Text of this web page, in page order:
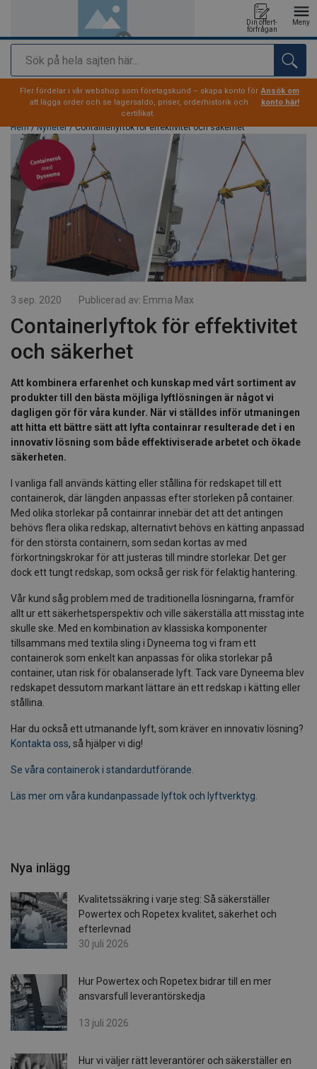
Sök
Din offert-
förfrågan
Meny
tillagd i varukorg
Fler fördelar i vår webshop som företagskund – skapa konto för
att lägga order och se lagersaldo, priser, orderhistorik och
certifikat.
Ansök om
konto här!
Hem/Nyheter/ Containerlyftok för effektivitet och säkerhet
3 sep. 2020 Publicerad av: Emma Max
Containerlyftok för effektivitet
och säkerhet
Att kombinera erfarenhet och kunskap med vårt sortiment av
produkter till den bästa möjliga lyftlösningen är något vi
dagligen gör för våra kunder. När vi ställdes inför utmaningen
att hitta ett bättre sätt att lyfta containrar resulterade det i en
innovativ lösning som både effektiviserade arbetet och ökade
säkerheten.
I vanliga fall används kätting eller stållina för redskapet till ett
containerok, där längden anpassas efter storleken på container.
Med olika storlekar på containrar innebär det att det antingen
behövs flera olika redskap, alternativt behövs en kätting anpassad
för den största containern, som sedan kortas av med
förkortningskrokar för att justeras till mindre storlekar. Det ger
dock ett tungt redskap, som också ger risk för felaktig hantering.
Vår kund såg problem med de traditionella lösningarna, framför
allt ur ett säkerhetsperspektiv och ville säkerställa att misstag inte
skulle ske. Med en kombination av klassiska komponenter
tillsammans med textila sling i Dyneema tog vi fram ett
containerok som enkelt kan anpassas för olika storlekar på
container, utan risk för obalanserade lyft. Tack vare Dyneema blev
redskapet dessutom markant lättare än ett redskap i kätting eller
stållina.
Har du också ett utmanande lyft, som kräver en innovativ lösning?
Kontakta oss, så hjälper vi dig!
Se våra containerok i standardutförande.
Läs mer om våra kundanpassade lyftok och lyftverktyg.
Nya inlägg
Kvalitetssäkring i varje steg: Så säkerställer
Powertex och Ropetex kvalitet, säkerhet och
efterlevnad
30 juli 2026
Hur Powertex och Ropetex bidrar till en mer
ansvarsfull leverantörskedja
13 juli 2026
Hur vi väljer rätt leverantörer och säkerställer en